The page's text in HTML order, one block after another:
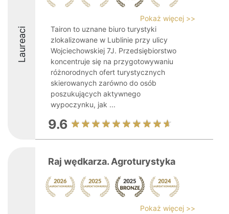
Laureaci
Pokaż więcej >>
Tairon to uznane biuro turystyki
zlokalizowane w Lublinie przy ulicy
Wojciechowskiej 7J. Przedsiębiorstwo
koncentruje się na przygotowywaniu
różnorodnych ofert turystycznych
skierowanych zarówno do osób
poszukujących aktywnego
wypoczynku, jak ...
9.6
Raj wędkarza. Agroturystyka
Pokaż więcej >>